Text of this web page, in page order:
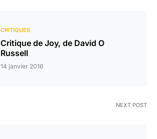
CRITIQUES
Critique de Joy, de David O
Russell
14 janvier 2016
NEXT POST